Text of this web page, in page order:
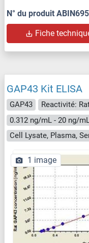
N° du produit
Fiche
GAP43 Kit ELISA
GAP43 Reactivité:
0.312 ng/mL - 20 ng/mL
1 image